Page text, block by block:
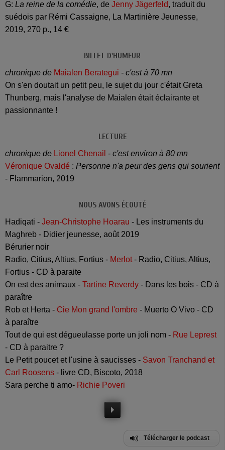
G: La reine de la comédie, de Jenny Jägerfeld, traduit du
suédois par Rémi Cassaigne, La Martinière Jeunesse,
2019, 270 p., 14 €
BILLET D'HUMEUR
chronique de Maialen Berategui - c'est à 70 mn
On s'en doutait un petit peu, le sujet du jour c'était Greta
Thunberg, mais l'analyse de Maialen était éclairante et
passionnante !
LECTURE
chronique de Lionel Chenail - c'est environ à 80 mn
Véronique Ovaldé : Personne n'a peur des gens qui sourient
- Flammarion, 2019
NOUS AVONS ÉCOUTÉ
Hadiqati - Jean-Christophe Hoarau - Les instruments du
Maghreb - Didier jeunesse, août 2019
Bérurier noir
Radio, Citius, Altius, Fortius - Merlot- Radio, Citius, Altius,
Fortius - CD à paraite
On est des animaux - Tartine Reverdy - Dans les bois - CD à
paraître
Rob et Herta - Cie Mon grand l'ombre - Muerto O Vivo - CD
à paraître
Tout de qui est dégueulasse porte un joli nom - Rue Leprest
- CD à paraitre ?
Le Petit poucet et l'usine à saucisses - Savon Tranchand et
Carl Roosens - livre CD, Biscoto, 2018
Sara perche ti amo- Richie Poveri
Télécharger le podcast